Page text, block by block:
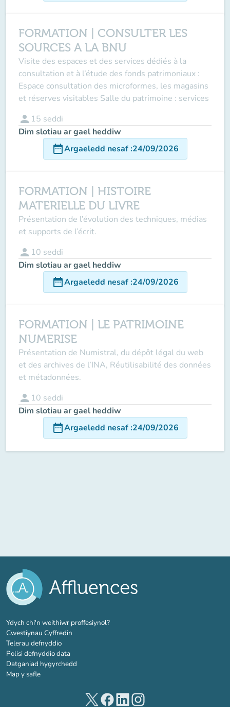
FORMATION | CONSULTER LES
SOURCES A LA BNU
Visite des espaces et des services dédiés à la
consultation et à l’étude des fonds patrimoniaux :
Espace consultation des microformes, les magasins
et réserves visitables Salle du patrimoine : services
person 15 seddi
Dim slotiau ar gael heddiw
date_rangeArgaeledd nesaf:24/09/2026
FORMATION | HISTOIRE
MATERIELLE DU LIVRE
Présentation de l’évolution des techniques, médias
et supports de l’écrit.
person 10 seddi
Dim slotiau ar gael heddiw
date_rangeArgaeledd nesaf:24/09/2026
FORMATION | LE PATRIMOINE
NUMERISE
Présentation de Numistral, du dépôt légal du web
et des archives de l’INA, Réutilisabilité des données
et métadonnées.
person 10 seddi
Dim slotiau ar gael heddiw
date_rangeArgaeledd nesaf:24/09/2026
Ydych chi'n weithiwr proffesiynol?(tab newydd)
Cwestiynau Cyffredin
Telerau defnyddio
Polisi defnyddio data
Datganiad hygyrchedd
Map y safle
(tab newydd)
(tab newydd)
(tab newydd)